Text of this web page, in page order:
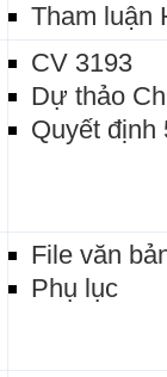
Tham luận
CV 3193
Dự thảo
Quyết định
File văn
Phụ lục